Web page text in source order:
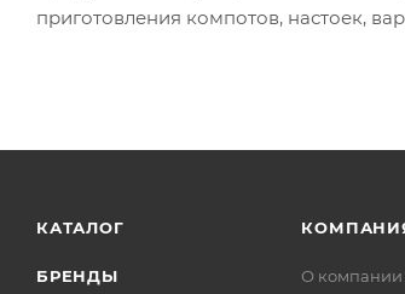
приготовления компотов, настоек,
КАТАЛОГ
БРЕНДЫ
О компании